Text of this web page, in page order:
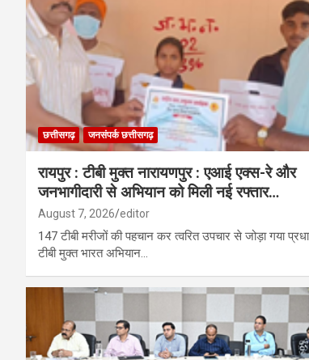
मोतीयारी और चिमरा ग्राम के शिव
3.25 लाख करोड़ का रक्षा प्रस्ताव:
छत्तीसगढ़ जनसंपर्क छत्तीसगढ़
​रायपुर : टीबी मुक्त नारायणपुर : एआई एक्स-रे और
जनभागीदारी से अभियान को मिली नई रफ्तार…
August 7, 2026 editor
147 टीबी मरीजों की पहचान कर त्वरित उपचार से जोड़ा गया
टीबी मुक्त भारत अभियान…